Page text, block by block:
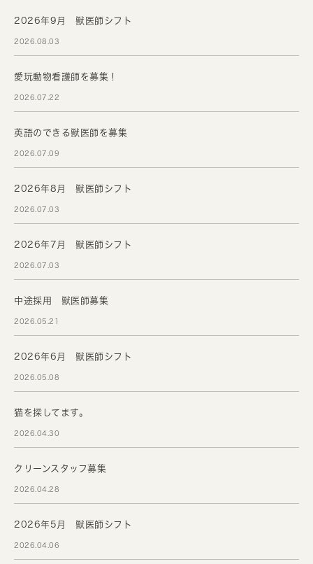
2026年9月 獣医師シフト
2026.08.03
愛玩動物看護師を募集！
2026.07.22
英語のできる獣医師を募集
2026.07.09
2026年8月 獣医師シフト
2026.07.03
2026年7月 獣医師シフト
2026.07.03
中途採用 獣医師募集
2026.05.21
2026年6月 獣医師シフト
2026.05.08
猫を探してます。
2026.04.30
クリーンスタッフ募集
2026.04.28
2026年5月 獣医師シフト
2026.04.06